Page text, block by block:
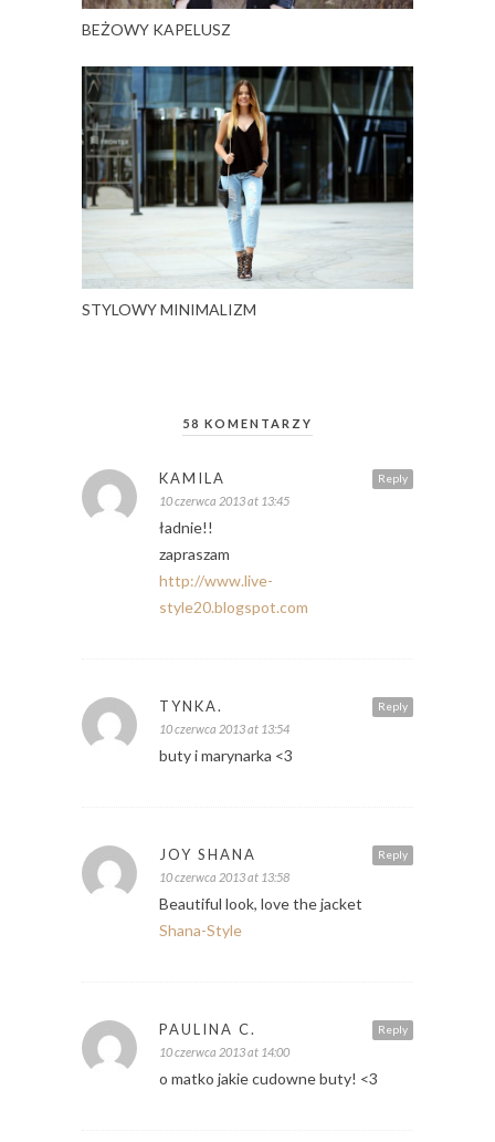
BEŻOWY KAPELUSZ
STYLOWY MINIMALIZM
58 KOMENTARZY
Reply
KAMILA
10 czerwca 2013 at 13:45
ładnie!!
zapraszam
http://www.live-
style20.blogspot.com
Reply
TYNKA.
10 czerwca 2013 at 13:54
buty i marynarka <3
Reply
JOY SHANA
10 czerwca 2013 at 13:58
Beautiful look, love the jacket
Shana-Style
Reply
PAULINA C.
10 czerwca 2013 at 14:00
o matko jakie cudowne buty! <3